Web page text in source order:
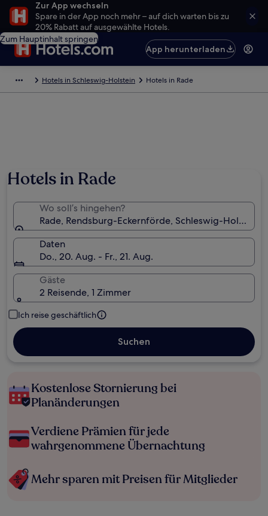
Zur App wechseln
Spare in der App noch mehr – auf dich warten bis zu
20% Rabatt auf ausgewählte Hotels.
Zum Hauptinhalt springen
App herunterladen
Hotels in Schleswig-Holstein Hotels in Rade
Hotels in Rade
Wo soll’s hingehen?
Rade, Rendsburg-Eckernförde, Schleswig-Holstein,
Daten
Do., 20. Aug. - Fr., 21. Aug.
Gäste
2 Reisende, 1 Zimmer
Ich reise geschäftlich
Suchen
Kostenlose Stornierung bei
Planänderungen
Verdiene Prämien für jede
wahrgenommene Übernachtung
Mehr sparen mit Preisen für Mitglieder